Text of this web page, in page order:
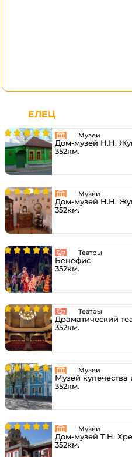
ЕЛЕЦ
Музеи
Дом-музей Н.Н.
352км.
Музеи
Дом-музей Н.Н.
352км.
Театры
Бенефис
352км.
Театры
Драматический
352км.
Музеи
Музей купечества
352км.
Музеи
Дом-музей Т.Н.
352км.